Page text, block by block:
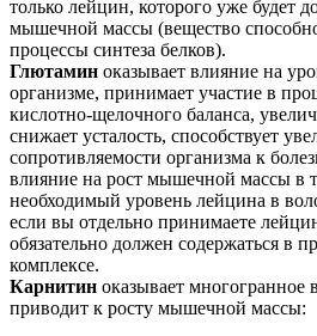
только лейцин, которого уже будет
мышечной массы (вещество
процессы синтеза белков).
Глютамин оказывает влияние на
организме, принимает участие в
кислотно-щелочного баланса,
снижает усталость, способствует
сопротивляемости организма к
влияние на рост мышечной массы в
необходимый уровень лейцина в
если вы отдельно принимаете
обязательно должен содержаться в
комплексе.
Карнитин оказывает многогранное
приводит к росту мышечной массы: